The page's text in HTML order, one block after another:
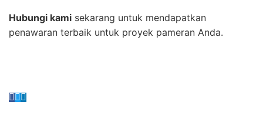
Hubungi kami sekarang untuk mendapatkan
penawaran terbaik untuk proyek pameran Anda.